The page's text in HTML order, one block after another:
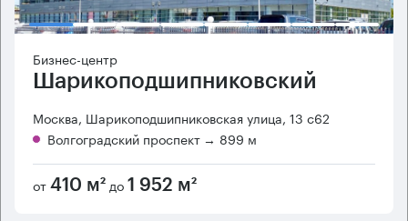
Бизнес-центр
Шарикоподшипниковский
Москва, Шарикоподшипниковская улица, 13 с62
Волгоградский проспект → 899 м
от 410 м² до 1 952 м²